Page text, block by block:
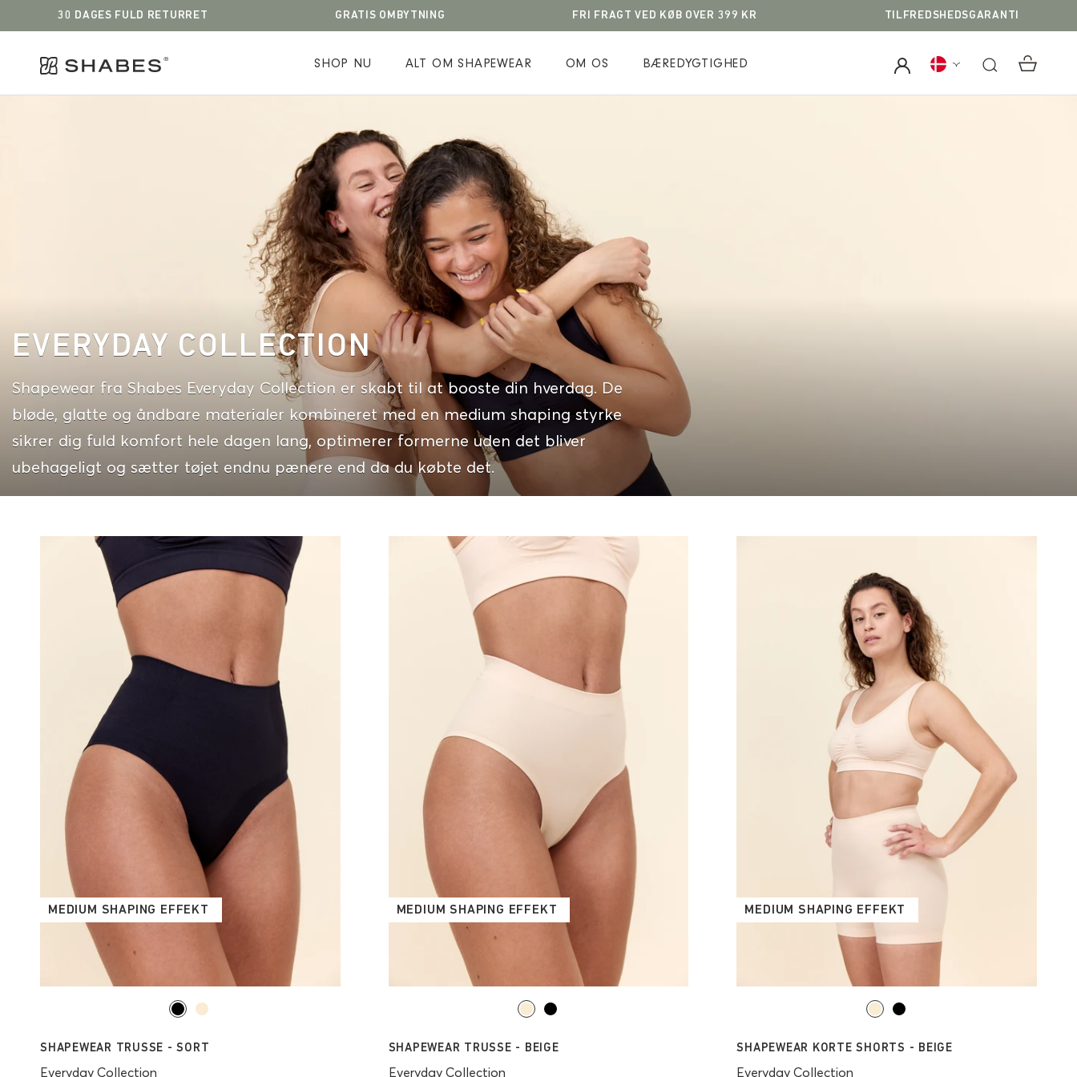
30 DAGES FULD RETURRET GRATIS OMBYTNING FRI FRAGT VED KØB OVER 399 KR TILFREDSHEDSGARANTI
SHOP NU
SHOP NU ALT OM SHAPEWEAR
ALT OM SHAPEWEAR OM OS
OM OS BÆREDYGTIGHED
BÆREDYGTIGHED
EVERYDAY COLLECTION
Shapewear fra Shabes Everyday Collection er skabt til at booste din hverdag. De
bløde, glatte og åndbare materialer kombineret med en medium shaping styrke
sikrer dig fuld komfort hele dagen lang, optimerer formerne uden det bliver
ubehageligt og sætter tøjet endnu pænere end da du købte det.
MEDIUM SHAPING EFFEKT
SHAPEWEAR TRUSSE - SORT
Everyday Collection
MEDIUM SHAPING EFFEKT
SHAPEWEAR TRUSSE - BEIGE
Everyday Collection
MEDIUM SHAPING EFFEKT
SHAPEWEAR KORTE SHORTS - BEIGE
Everyday Collection